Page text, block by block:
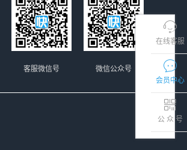
在线客服
会员中心
公 众 号
微信公众号
客服微信号